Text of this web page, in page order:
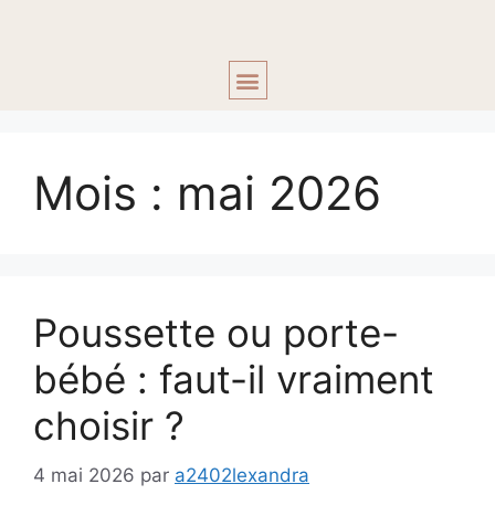
Mois : mai 2026
Poussette ou porte-
bébé : faut-il vraiment
choisir ?
4 mai 2026 par a2402lexandra